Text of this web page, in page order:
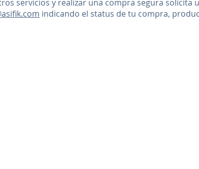
servicios y realizar una compra segura solicita
indicando el status de tu compra,